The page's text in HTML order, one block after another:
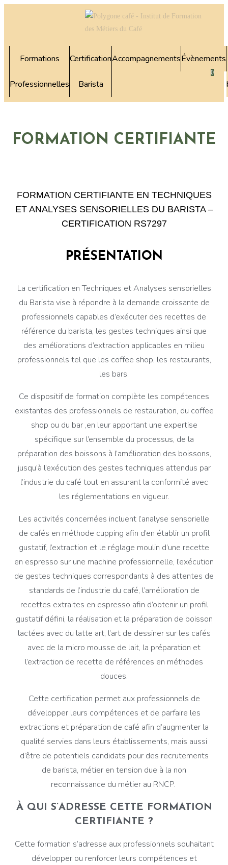
Formations
Professionnelles
Certification
Barista
AccompagnementsÉvènements
0
FORMATION CERTIFIANTE
FORMATION CERTIFIANTE EN TECHNIQUES
ET ANALYSES SENSORIELLES DU BARISTA –
CERTIFICATION RS7297
PRÉSENTATION
La certification en Techniques et Analyses sensorielles
du Barista vise à répondre à la demande croissante de
professionnels capables d’exécuter des recettes de
référence du barista, les gestes techniques ainsi que
des améliorations d’extraction applicables en milieu
professionnels tel que les coffee shop, les restaurants,
les bars.
Ce dispositif de formation complète les compétences
existantes des professionnels de restauration, du coffee
shop ou du bar ,en leur apportant une expertise
spécifique sur l’ensemble du processus, de la
préparation des boissons à l’amélioration des boissons,
jusqu’à l’exécution des gestes techniques attendus par
l’industrie du café tout en assurant la conformité avec
les réglementations en vigueur.
Les activités concernées incluent l’analyse sensorielle
de cafés en méthode cupping afin d’en établir un profil
gustatif, l’extraction et le réglage moulin d’une recette
en espresso sur une machine professionnelle, l’exécution
de gestes techniques correspondants à des attentes de
standards de l’industrie du café, l’amélioration de
recettes extraites en espresso afin d’obtenir un profil
gustatif défini, la réalisation et la préparation de boisson
lactées avec du latte art, l’art de dessiner sur les cafés
avec de la micro mousse de lait, la préparation et
l’extraction de recette de références en méthodes
douces.
Cette certification permet aux professionnels de
développer leurs compétences et de parfaire les
extractions et préparation de café afin d’augmenter la
qualité servies dans leurs établissements, mais aussi
d’être de potentiels candidats pour des recrutements
de barista, métier en tension due à la non
reconnaissance du métier au RNCP.
À QUI S’ADRESSE CETTE FORMATION
CERTIFIANTE ?
Cette formation s’adresse aux professionnels souhaitant
développer ou renforcer leurs compétences et